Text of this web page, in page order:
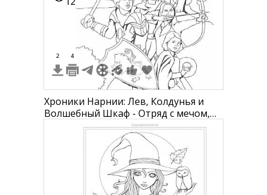
2 4
Хроники Нарнии: Лев, Колдунья и
Волшебный Шкаф - Отряд с мечом,
щитом и луком на фоне гор вместе с